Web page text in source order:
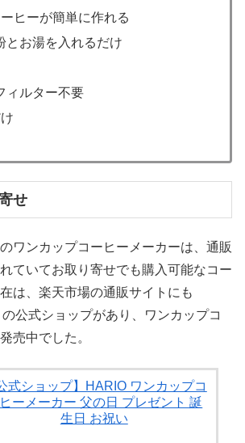
ヒーが簡単に作れる
とお湯を入れるだけ
ィルター不要
せ
ワンカップコーヒーメーカーは、通販
ていてお取り寄せでも購入可能なコー
は、楽天市場の通販サイトにも
公式ショップがあり、ワンカップコ
売中でした。
式ショップ】HARIO ワンカップコ
ーメーカー 父の日 プレゼント 誕
生日 お祝い